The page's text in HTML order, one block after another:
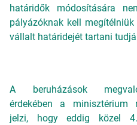
határidők módosítására
pályázóknak kell
vállalt határidejét tartani
A beruházások
érdekében a minisztérium
jelzi, hogy eddig közel